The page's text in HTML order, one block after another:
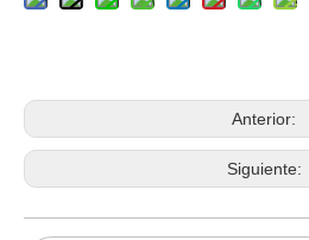
Anterior:
Siguiente: